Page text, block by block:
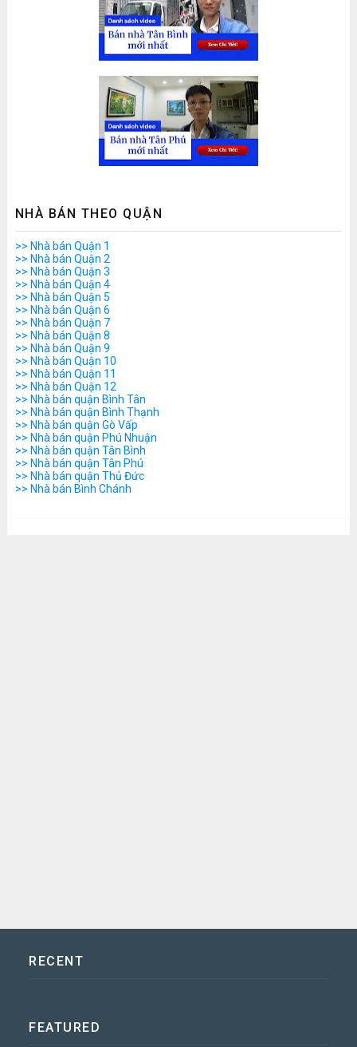
NHÀ BÁN THEO QUẬN
>> Nhà bán Quận 1
>> Nhà bán Quận 2
>> Nhà bán Quận 3
>> Nhà bán Quận 4
>> Nhà bán Quận 5
>> Nhà bán Quận 6
>> Nhà bán Quận 7
>> Nhà bán Quận 8
>> Nhà bán Quận 9
>> Nhà bán Quận 10
>> Nhà bán Quận 11
>> Nhà bán Quận 12
>> Nhà bán quận Bình Tân
>> Nhà bán quận Bình Thạnh
>> Nhà bán quận Gò Vấp
>> Nhà bán quận Phú Nhuận
>> Nhà bán quận Tân Bình
>> Nhà bán quận Tân Phú
>> Nhà bán quận Thủ Đức
>> Nhà bán Bình Chánh
RECENT
FEATURED